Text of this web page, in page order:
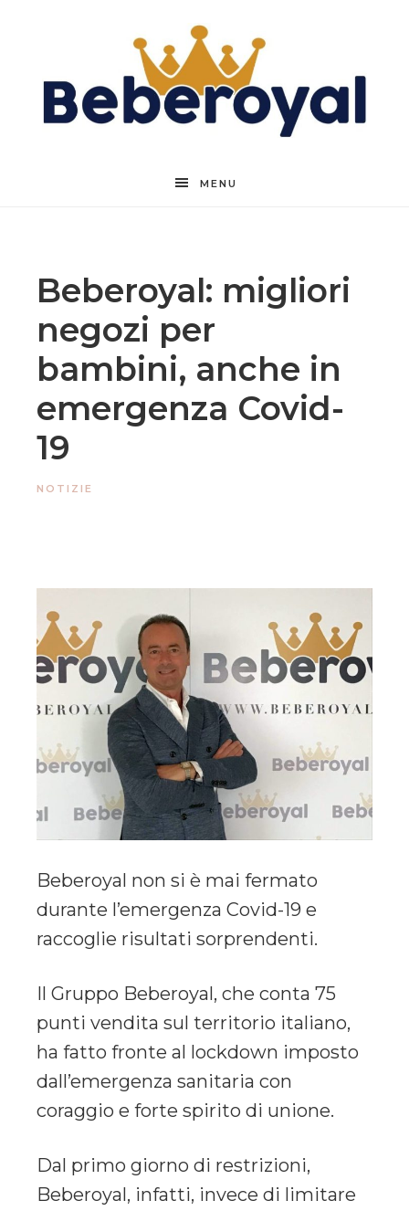
Beberoyal
MENU
Beberoyal: migliori
negozi per
bambini, anche in
emergenza Covid-
19
NOTIZIE
Beberoyal non si è mai fermato
durante l’emergenza Covid-19 e
raccoglie risultati sorprendenti.
Il Gruppo Beberoyal, che conta 75
punti vendita sul territorio italiano,
ha fatto fronte al lockdown imposto
dall’emergenza sanitaria con
coraggio e forte spirito di unione.
Dal primo giorno di restrizioni,
Beberoyal, infatti, invece di limitare